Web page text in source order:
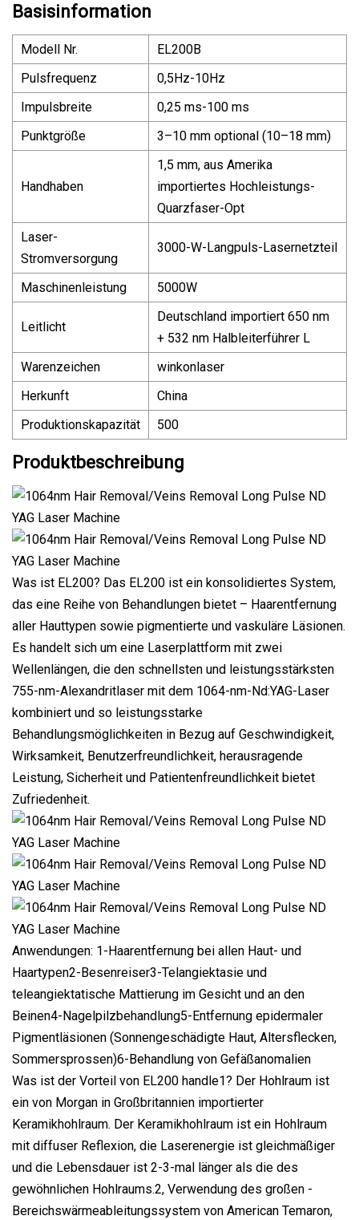
Basisinformation
Modell Nr.
EL200B
Pulsfrequenz
0,5Hz-10Hz
Impulsbreite
0,25 ms-100 ms
Punktgröße
3–10 mm optional (10–18 mm)
Handhaben
1,5 mm, aus Amerika
importiertes Hochleistungs-
Quarzfaser-Opt
Laser-
Stromversorgung
3000-W-Langpuls-Lasernetzteil
Maschinenleistung 5000W
Leitlicht
Deutschland importiert 650 nm
+ 532 nm Halbleiterführer L
Warenzeichen
winkonlaser
Herkunft
China
Produktionskapazität
500
Produktbeschreibung
Was ist EL200? Das EL200 ist ein konsolidiertes System,
das eine Reihe von Behandlungen bietet – Haarentfernung
aller Hauttypen sowie pigmentierte und vaskuläre Läsionen.
Es handelt sich um eine Laserplattform mit zwei
Wellenlängen, die den schnellsten und leistungsstärksten
755-nm-Alexandritlaser mit dem 1064-nm-Nd:YAG-Laser
kombiniert und so leistungsstarke
Behandlungsmöglichkeiten in Bezug auf Geschwindigkeit,
Wirksamkeit, Benutzerfreundlichkeit, herausragende
Leistung, Sicherheit und Patientenfreundlichkeit bietet
Zufriedenheit.
Anwendungen: 1-Haarentfernung bei allen Haut- und
Haartypen2-Besenreiser3-Telangiektasie und
teleangiektatische Mattierung im Gesicht und an den
Beinen4-Nagelpilzbehandlung5-Entfernung epidermaler
Pigmentläsionen (Sonnengeschädigte Haut, Altersflecken,
Sommersprossen)6-Behandlung von Gefäßanomalien
Was ist der Vorteil von EL200 handle1? Der Hohlraum ist
ein von Morgan in Großbritannien importierter
Keramikhohlraum. Der Keramikhohlraum ist ein Hohlraum
mit diffuser Reflexion, die Laserenergie ist gleichmäßiger
und die Lebensdauer ist 2-3-mal länger als die des
gewöhnlichen Hohlraums.2, Verwendung des großen -
Bereichswärmeableitungssystem von American Temaron,